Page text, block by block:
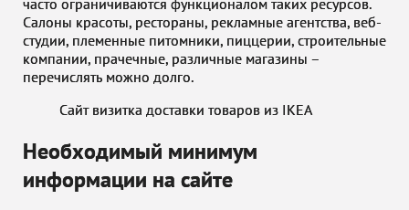
Салоны красоты, рестораны, рекламные агентства, веб-
студии, племенные питомники, пиццерии, строительные
компании, прачечные, различные магазины –
перечислять можно долго.
Cайт визитка доставки товаров из IKEA
Необходимый минимум
информации на сайте